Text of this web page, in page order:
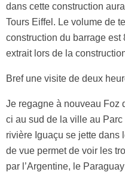
dans cette construction
Tours Eiffel. Le volume de
construction du barrage
extrait lors de la
Bref une visite de deux
Je regagne à nouveau Foz
ci au sud de la ville au
rivière Iguaçu se jette dans
de vue permet de voir les
par l’Argentine, le